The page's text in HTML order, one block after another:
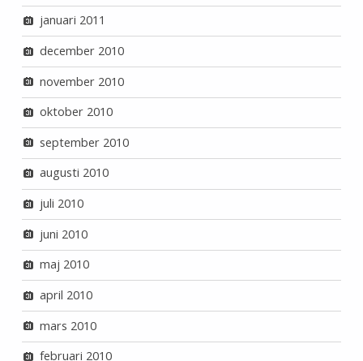
januari 2011
december 2010
november 2010
oktober 2010
september 2010
augusti 2010
juli 2010
juni 2010
maj 2010
april 2010
mars 2010
februari 2010